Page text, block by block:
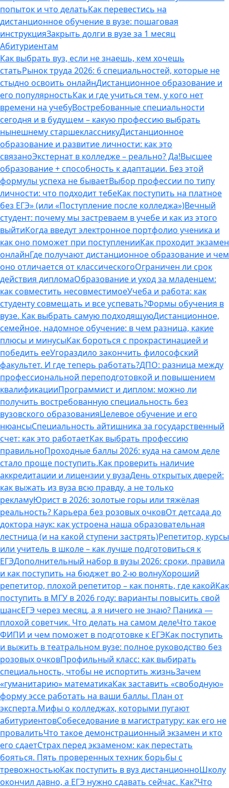
попыток и что делатьКак перевестись на
дистанционное обучение в вузе: пошаговая
инструкцияЗакрыть долги в вузе за 1 месяц
Абитуриентам
Как выбрать вуз, если не знаешь, кем хочешь
статьРынок труда 2026: 6 специальностей, которые не
стыдно освоить онлайнДистанционное образование и
его популярностьКак и где учиться тем, у кого нет
времени на учебуВостребованные специальности
сегодня и в будущем – какую профессию выбрать
нынешнему старшеклассникуДистанционное
образование и развитие личности: как это
связаноЭкстернат в колледже – реально? Да!Высшее
образование + способность к адаптации. Без этой
формулы успеха не бываетВыбор профессии по типу
личности: что подходит тебеКак поступить на платное
без ЕГЭ» (или «Поступление после колледжа»)Вечный
студент: почему мы застреваем в учебе и как из этого
выйтиКогда введут электронное портфолио ученика и
как оно поможет при поступленииКак проходит экзамен
онлайнГде получают дистанционное образование и чем
оно отличается от классическогоОграничен ли срок
действия дипломаОбразование и уход за младенцем:
как совместить несовместимоеУчеба и работа: как
студенту совмещать и все успевать?Формы обучения в
вузе. Как выбрать самую подходящуюДистанционное,
семейное, надомное обучение: в чем разница, какие
плюсы и минусыКак бороться с прокрастинацией и
победить ееУгораздило закончить философский
факультет. И где теперь работать?ДПО: разница между
профессиональной переподготовкой и повышением
квалификацииПрограммист и диплом: можно ли
получить востребованную специальность без
вузовского образованияЦелевое обучение и его
нюансыСпециальность айтишника за государственный
счет: как это работаетКак выбрать профессию
правильноПроходные баллы 2026: куда на самом деле
стало проще поступить.Как проверить наличие
аккредитации и лицензии у вузаДень открытых дверей:
как выжать из вуза всю правду, а не только
рекламуЮрист в 2026: золотые горы или тяжёлая
реальность? Карьера без розовых очковОт детсада до
доктора наук: как устроена наша образовательная
лестница (и на какой ступени застрять)Репетитор, курсы
или учитель в школе – как лучше подготовиться к
ЕГЭДополнительный набор в вузы 2026: сроки, правила
и как поступить на бюджет во 2‑ю волнуХороший
репетитор, плохой репетитор – как понять, где какойКак
поступить в МГУ в 2026 году: варианты повысить свой
шансЕГЭ через месяц, а я ничего не знаю? Паника —
плохой советчик. Что делать на самом делеЧто такое
ФИПИ и чем поможет в подготовке к ЕГЭКак поступить
и выжить в театральном вузе: полное руководство без
розовых очковПрофильный класс: как выбирать
специальность, чтобы не испортить жизньЗачем
«гуманитарию» математикаКак заставить «свободную»
форму эссе работать на ваши баллы. План от
эксперта.Мифы о колледжах, которыми пугают
абитуриентовСобеседование в магистратуру: как его не
провалитьЧто такое демонстрационный экзамен и кто
его сдаетСтрах перед экзаменом: как перестать
бояться. Пять проверенных техник борьбы с
тревожностьюКак поступить в вуз дистанционноШколу
окончил давно, а ЕГЭ нужно сдавать сейчас. Как?Что